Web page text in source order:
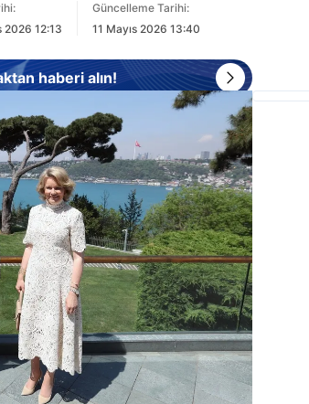
2026 12:13
Güncelleme Tarihi:
11 Mayıs 2026 13:40
haberi alın!